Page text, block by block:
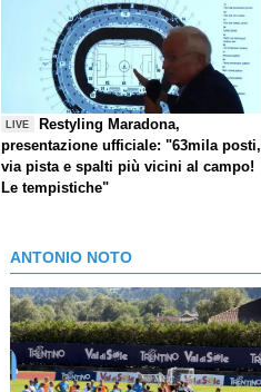
LIVE
Restyling Maradona,
presentazione ufficiale: "63mila posti,
via pista e spalti più vicini al campo!
Le tempistiche"
ANTONIO NOTO